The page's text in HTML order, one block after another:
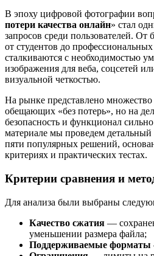
В эпоху цифровой фотографии
потери качества онлайн» стал
запросов среди пользователей. От
от студентов до
сталкиваются с необходимостью
изображения для веба, соцсетей
визуальной четкостью.
На рынке представлено множество
обещающих «без потерь», но на
безопасность и функционал
материале мы проведем
пяти популярных решений,
критериях и практических тестах.
Критерии сравнения и
Для анализа были выбраны
Качество сжатия —
уменьшении размера файла;
Поддерживаемые форматы